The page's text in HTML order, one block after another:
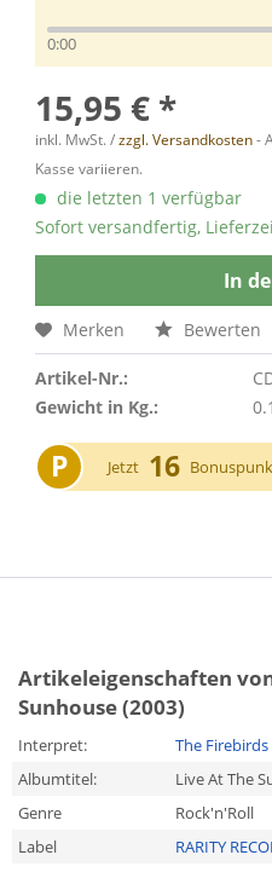
0:00
15,95 € *
inkl. MwSt. /zzgl. Versandkosten-
Kasse variieren.
die letzten 1 verfügbar
Sofort versandfertig,
In
Merken Bewerten
Artikel-Nr.:
Gewicht in Kg.:
0.1
P Jetzt 16
Artikeleigenschaften
Sunhouse (2003)
Interpret:
The Firebirds
Albumtitel:
Live At The
Genre
Rock'n'Roll
Label
RARITY